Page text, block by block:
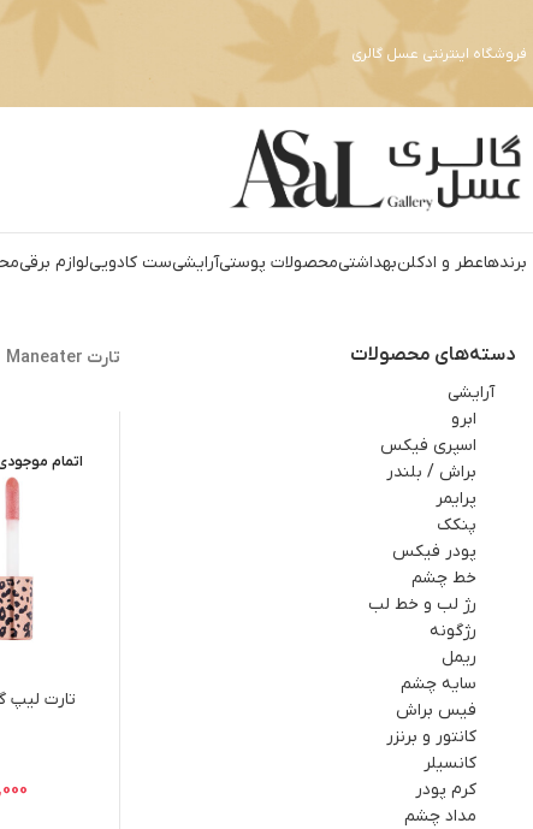
فروشگاه اینترنتی عسل گالری
برندهاعطر و ادکلنبهداشتيمحصولات پوستیآرايشيست کادوييلوازم برقي
دسته‌های محصولات
آرايشي
ابرو
اسپري فيکس
براش / بلندر
پرایمر
پنکک
پودر فیکس
خط چشم
رژ لب و خط لب
رژگونه
ریمل
سایه چشم
فيس براش
کانتور و برنزر
کانسیلر
کرم پودر
مداد چشم
تارت Maneater
اتمام
تارت لیپ